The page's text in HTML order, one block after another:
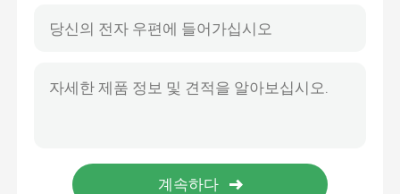
심박수 스마트워치
혈압 스마트워치